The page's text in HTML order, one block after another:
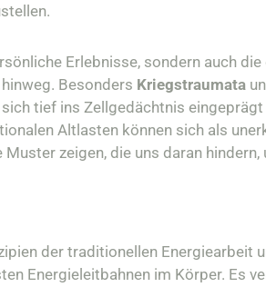
Erlebnisse, sondern auch
Besonders Kriegstraumata
tief ins Zellgedächtnis
Altlasten können sich als
zeigen, die uns daran hindern,
der traditionellen Energiearbeit
Energieleitbahnen im Körper. Es